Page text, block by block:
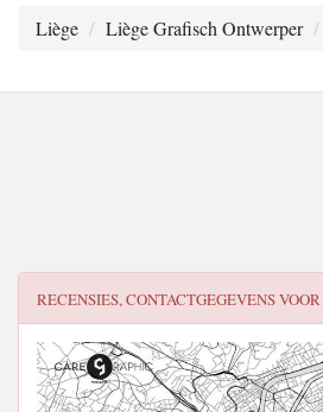
Liège Liège Grafisch Ontwerper
RECENSIES, CONTACTGEGEVENS VOOR